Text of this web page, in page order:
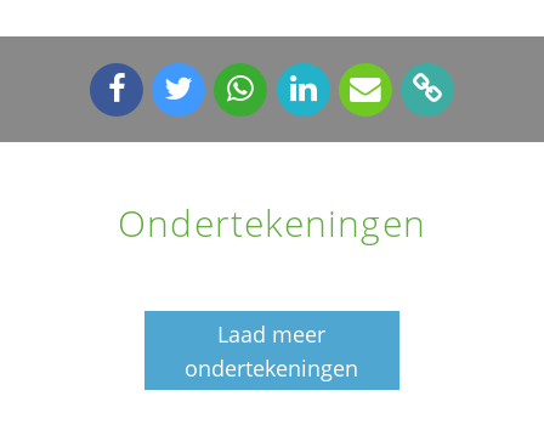
Ondertekeningen
Laad meer
ondertekeningen